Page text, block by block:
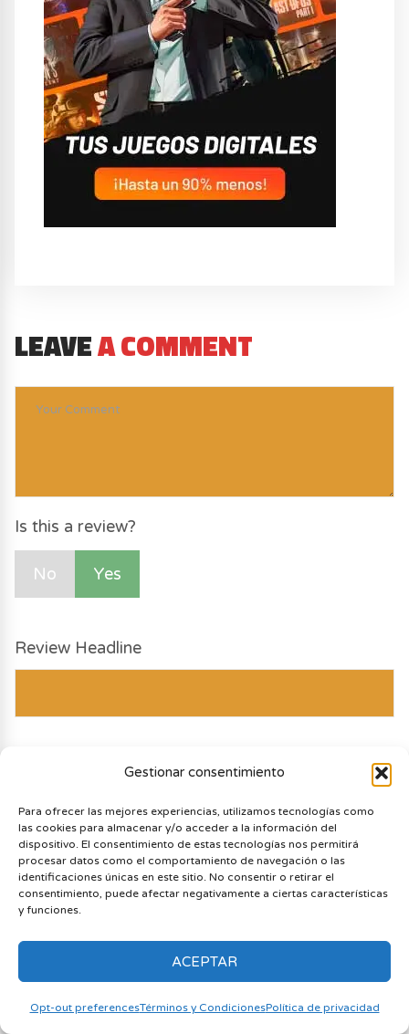
Gestionar consentimiento
Para ofrecer las mejores experiencias, utilizamos tecnologías como
las cookies para almacenar y/o acceder a la información del
dispositivo. El consentimiento de estas tecnologías nos permitirá
procesar datos como el comportamiento de navegación o las
identificaciones únicas en este sitio. No consentir o retirar el
consentimiento, puede afectar negativamente a ciertas características
y funciones.
ACEPTAR
Opt-out preferencesTérminos y CondicionesPolítica de privacidad
LEAVEA COMMENT
Is this a review?
No Yes
Review Headline